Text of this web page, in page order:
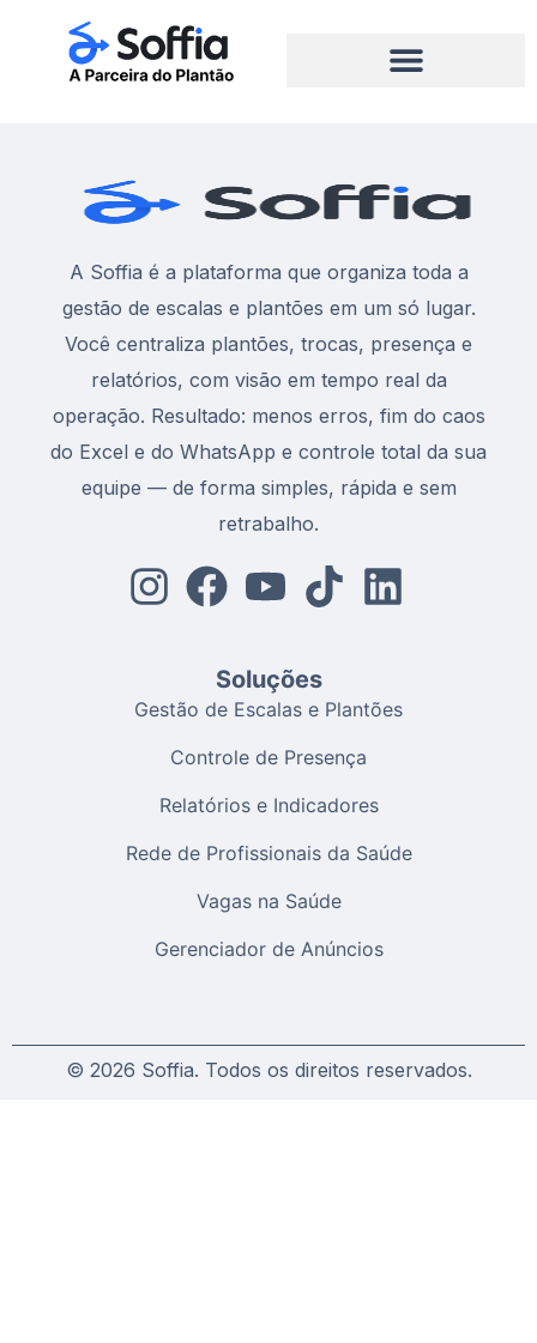
A Soffia é a plataforma que organiza toda a
gestão de escalas e plantões em um só lugar.
Você centraliza plantões, trocas, presença e
relatórios, com visão em tempo real da
operação. Resultado: menos erros, fim do caos
do Excel e do WhatsApp e controle total da sua
equipe — de forma simples, rápida e sem
retrabalho.
Soluções
Gestão de Escalas e Plantões
Controle de Presença
Relatórios e Indicadores
Rede de Profissionais da Saúde
Vagas na Saúde
Gerenciador de Anúncios
© 2026 Soffia. Todos os direitos reservados.​